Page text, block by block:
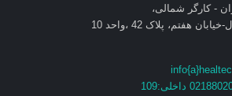
- کارگر شمالی،
هفتم، پلاک 42 ،واحد 10
داخلی:109